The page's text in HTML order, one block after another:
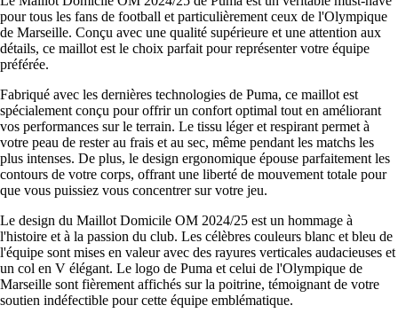
pour tous les fans de football et particulièrement ceux de l'Olympique
de Marseille. Conçu avec une qualité supérieure et une attention aux
détails, ce maillot est le choix parfait pour représenter votre équipe
préférée.
Fabriqué avec les dernières technologies de Puma, ce maillot est
spécialement conçu pour offrir un confort optimal tout en améliorant
vos performances sur le terrain. Le tissu léger et respirant permet à
votre peau de rester au frais et au sec, même pendant les matchs les
plus intenses. De plus, le design ergonomique épouse parfaitement les
contours de votre corps, offrant une liberté de mouvement totale pour
que vous puissiez vous concentrer sur votre jeu.
Le design du Maillot Domicile OM 2024/25 est un hommage à
l'histoire et à la passion du club. Les célèbres couleurs blanc et bleu de
l'équipe sont mises en valeur avec des rayures verticales audacieuses et
un col en V élégant. Le logo de Puma et celui de l'Olympique de
Marseille sont fièrement affichés sur la poitrine, témoignant de votre
soutien indéfectible pour cette équipe emblématique.